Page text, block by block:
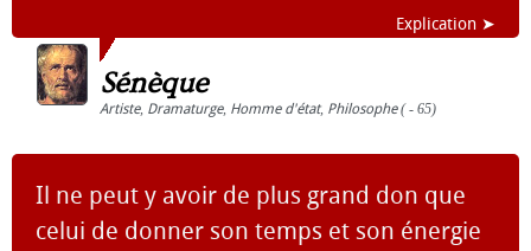
Explication ➤
Sénèque
Artiste, Dramaturge, Homme d'état, Philosophe( - 65)
Il ne peut y avoir de plus grand don que
celui de donner son temps et son énergie